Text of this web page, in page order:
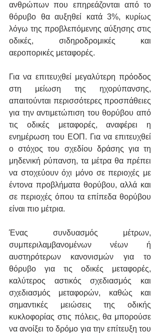
ανθρώπων που επηρεάζονται από το
θόρυβο θα αυξηθεί κατά 3%, κυρίως
λόγω της προβλεπόμενης αύξησης στις
οδικές, σιδηροδρομικές και
αεροπορικές μεταφορές.
Για να επιτευχθεί μεγαλύτερη πρόοδος
στη μείωση της ηχορύπανσης,
απαιτούνται περισσότερες προσπάθειες
για την αντιμετώπιση του θορύβου από
τις οδικές μεταφορές, αναφέρει η
ενημέρωση του ΕΟΠ. Για να επιτευχθεί
ο στόχος του σχεδίου δράσης για τη
μηδενική ρύπανση, τα μέτρα θα πρέπει
να στοχεύουν όχι μόνο σε περιοχές με
έντονα προβλήματα θορύβου, αλλά και
σε περιοχές όπου τα επίπεδα θορύβου
είναι πιο μέτρια.
Ένας συνδυασμός μέτρων,
συμπεριλαμβανομένων νέων ή
αυστηρότερων κανονισμών για το
θόρυβο για τις οδικές μεταφορές,
καλύτερος αστικός σχεδιασμός και
σχεδιασμός μεταφορών, καθώς και
σημαντικές μειώσεις της οδικής
κυκλοφορίας στις πόλεις, θα μπορούσε
να ανοίξει το δρόμο για την επίτευξη του